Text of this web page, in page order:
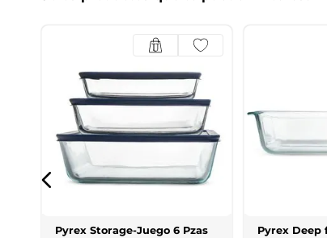
Pyrex Storage-Juego 6 Pzas
Pyrex Deep